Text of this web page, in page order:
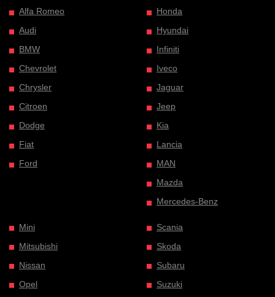
Alfa Romeo
Audi
BMW
Chevrolet
Chrysler
Citroen
Dodge
Fiat
Ford
Honda
Hyundai
Infiniti
Iveco
Jaguar
Jeep
Kia
Lancia
MAN
Mazda
Mercedes-Benz
Mini
Mitsubishi
Nissan
Opel
Scania
Skoda
Subaru
Suzuki